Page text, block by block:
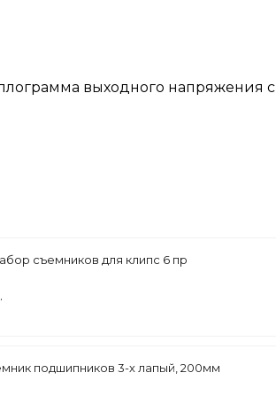
выходного напряжения с
съемников для клипс 6 пр
подшипников 3-х лапый, 200мм